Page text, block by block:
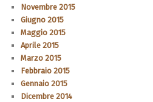
Novembre 2015
Giugno 2015
Maggio 2015
Aprile 2015
Marzo 2015
Febbraio 2015
Gennaio 2015
Dicembre 2014